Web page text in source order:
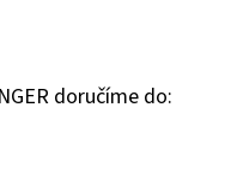
doručíme do: